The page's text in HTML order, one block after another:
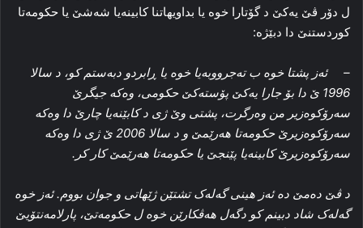
ل دۆر ڤێ یه‌کێ د گۆتارا خوه‌ یا بداویهاتنا کابینه‌یا شه‌شێ یا حکومه‌تا
کوردستنێ دا دبێژه‌:
– ئه‌ز پشتا خوه‌ ب ته‌جرووبه‌یا خوه‌ یا ڕابردو دبه‌ستم کو، د سالا
1996 ێ دا بۆ جارا یه‌کێ پۆسته‌کێ حکومی، وه‌که‌ جیگرێ
سه‌رۆکوه‌زیر من وه‌رگرت، پشتی وێ ژی د کابێنه‌یا چارێ دا وه‌که‌
سه‌رۆکوه‌زیرێ حکومه‌تا هه‌رێمێ و د سالا 2006 ێ ژی دا وه‌که‌
سه‌رۆکوه‌زیرێ کابینه‌یا پێنجێ یا حکومه‌تا هه‌رێمێ کار کر.
د ڤێ ده‌مێ ده‌ ئه‌ز هینی گه‌له‌ک تشتێن ژێهاتی و جوان بووم. ئه‌ز خوه‌
گه‌له‌ک شاد دبینم کو دگه‌ل هه‌ڤکارێن خوه‌ ل حکومه‌تێ، پارلامه‌نتۆیێ